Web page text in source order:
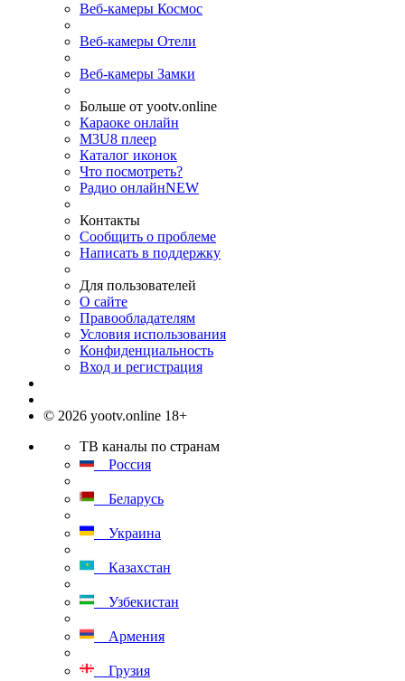
Веб-камеры Космос
Веб-камеры Отели
Веб-камеры Замки
Больше от yootv.online
Караоке онлайн
M3U8 плеер
Каталог иконок
Что посмотреть?
Радио онлайнNEW
Контакты
Сообщить о проблеме
Написать в поддержку
Для пользователей
О сайте
Правообладателям
Условия использования
Конфиденциальность
Вход и регистрация
© 2026 yootv.online 18+
ТВ каналы по странам
Россия
Беларусь
Украина
Казахстан
Узбекистан
Армения
Грузия